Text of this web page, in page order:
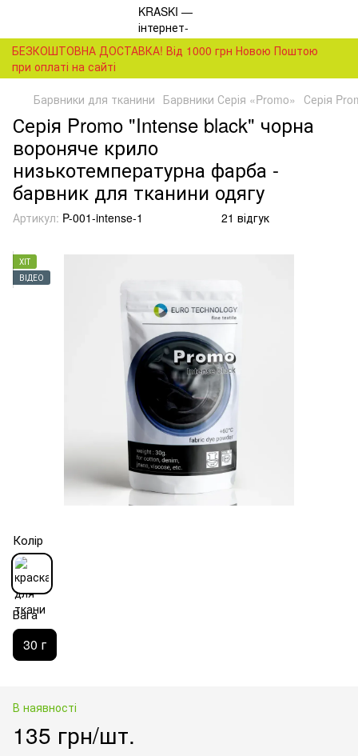
БЕЗКОШТОВНА ДОСТАВКА! Від 1000 грн Новою Поштою
при оплаті на сайті
Барвники для тканини Барвники Серія «Promo» Серія
Серія Promo "Intense black" чорна
вороняче крило
низькотемпературна фарба -
барвник для тканини одягу
Артикул: P-001-intense-1 21 відгук
ХІТ
ВІДЕО
Колір
Вага
30 г
В наявності
135 грн/шт.